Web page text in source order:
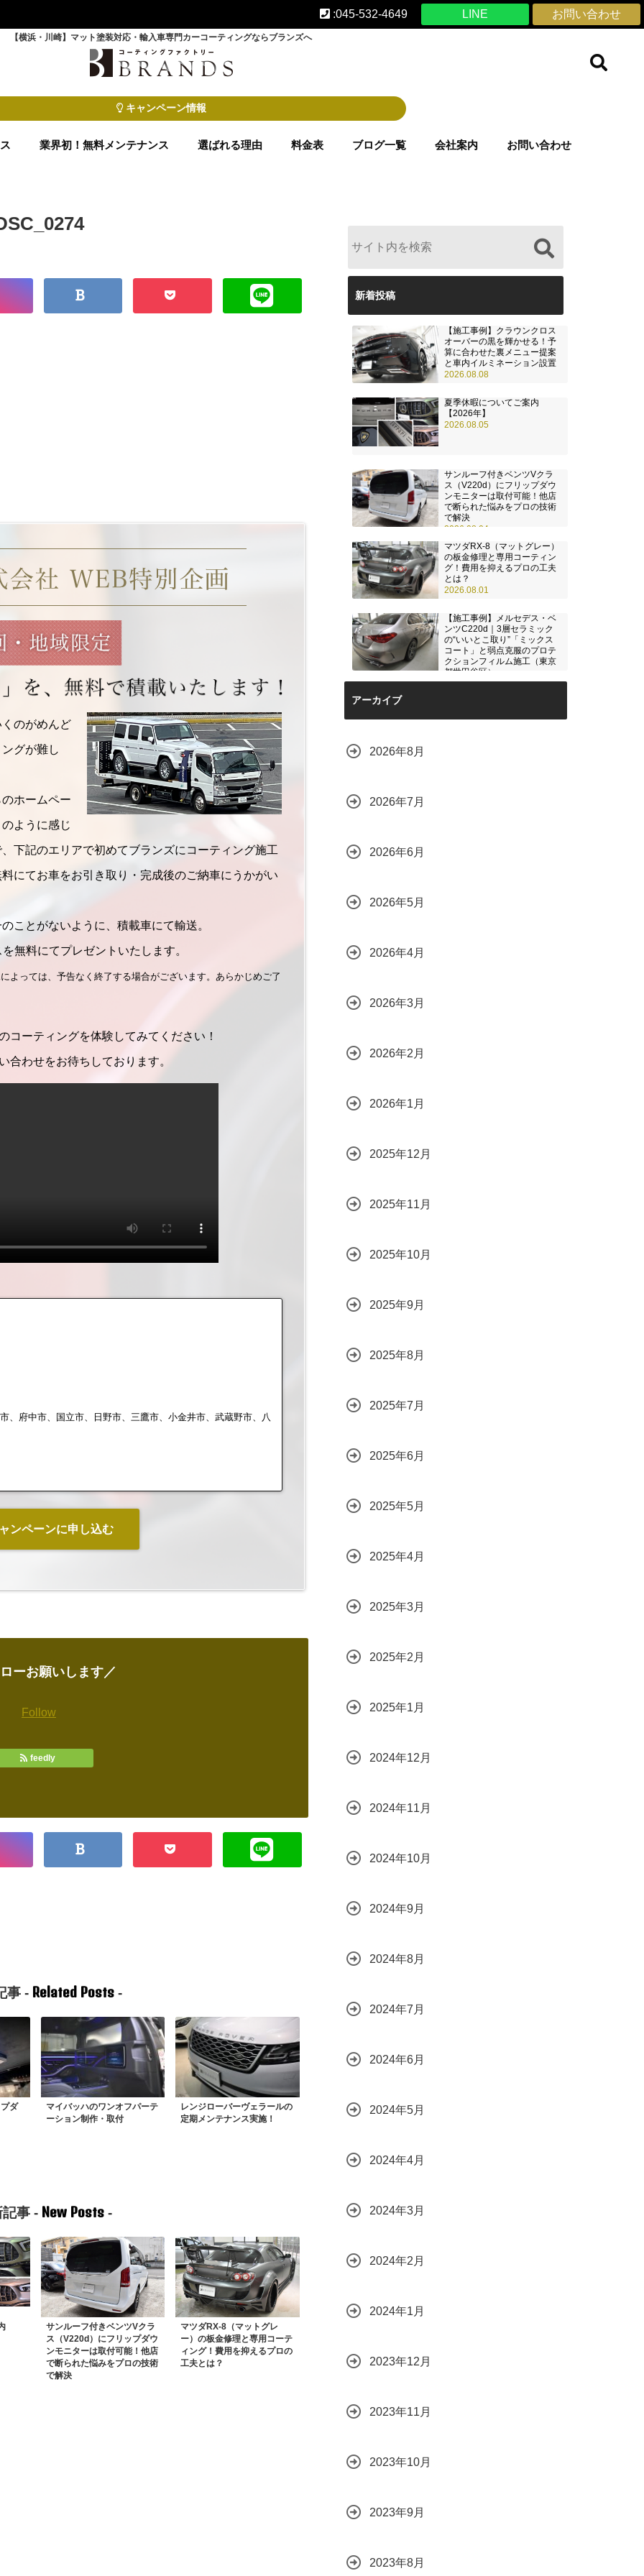
お問い合わせ
LINE
:045-532-4649
【横浜・川崎】マット塗装対応・輸入車専門カーコーティングならブランズへ
キャンペーン情報
業界初！無料メンテナンス 選ばれる理由 料金表 ブログ一覧 会社案内 お問い合わせ
のがめんど
グが難し
ホームペー
ように感じ
下記のエリアで初めてブランズにコーティング施工
にてお車をお引き取り・完成後のご納車にうかがい
ことがないように、積載車にて輸送。
無料にてプレゼントいたします。
よっては、予告なく終了する場合がございます。あらかじめご了
コーティングを体験してみてください！
合わせをお待ちしております。
、府中市、国立市、日野市、三鷹市、小金井市、武蔵野市、八
ンペーンに申し込む
ーお願いします／
Follow
feedly
事 - Related Posts-
ダ
マイバッハのワンオフパーテ
ーション制作・取付
レンジローバーヴェラールの
定期メンテナンス実施！
事 - New Posts -
サンルーフ付きベンツVクラ
ス（V220d）にフリップダウ
ンモニターは取付可能！他店
で断られた悩みをプロの技術
で解決
マツダRX-8（マットグレ
ー）の板金修理と専用コーテ
ィング！費用を抑えるプロの
工夫とは？
新着投稿
【施工事例】クラウンクロス
オーバーの黒を輝かせる！予
算に合わせた裏メニュー提案
と車内イルミネーション設置
2026.08.08
夏季休暇についてご案内
【2026年】
2026.08.05
サンルーフ付きベンツVクラ
ス（V220d）にフリップダウ
ンモニターは取付可能！他店
で断られた悩みをプロの技術
で解決
2026.08.04
マツダRX-8（マットグレー）
の板金修理と専用コーティン
グ！費用を抑えるプロの工夫
とは？
2026.08.01
【施工事例】メルセデス・ベ
ンツC220d｜3層セラミック
の“いいとこ取り”「ミックス
コート」と弱点克服のプロテ
クションフィルム施工（東京
都世田谷区）
2026.07.28
アーカイブ
2026年8月
2026年7月
2026年6月
2026年5月
2026年4月
2026年3月
2026年2月
2026年1月
2025年12月
2025年11月
2025年10月
2025年9月
2025年8月
2025年7月
2025年6月
2025年5月
2025年4月
2025年3月
2025年2月
2025年1月
2024年12月
2024年11月
2024年10月
2024年9月
2024年8月
2024年7月
2024年6月
2024年5月
2024年4月
2024年3月
2024年2月
2024年1月
2023年12月
2023年11月
2023年10月
2023年9月
2023年8月